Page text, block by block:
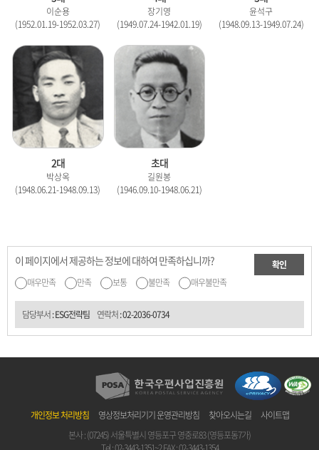
이순용
(1952.01.19-1952.03.27)
장기영
(1949.07.24-1942.01.19)
윤석구
(1948.09.13-1949.07.24)
2대
박상옥
(1948.06.21-1948.09.13)
초대
길원봉
(1946.09.10-1948.06.21)
이 페이지에서 제공하는 정보에 대하여 만족하십니까?
매우만족 만족 보통 불만족 매우불만족
확인
담당부서: ESG전략팀 연락처:02-2036-0734
개인정보 처리방침 영상정보처리기기 운영관리방침 찾아오시는길
사이트맵
본사 : (07245) 서울특별시 영등포구 영중로83 (영등포동7가)